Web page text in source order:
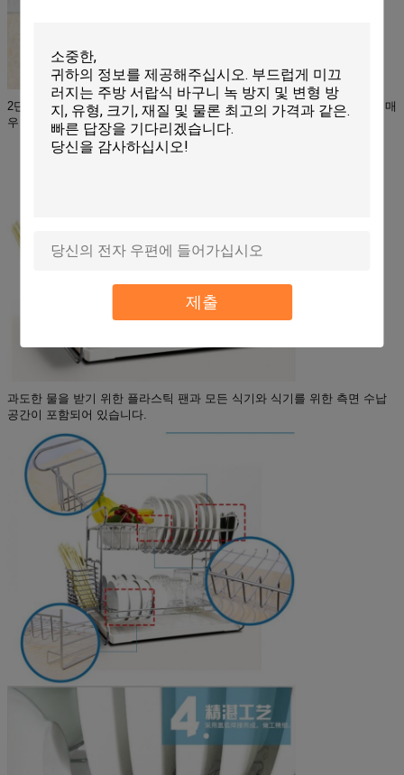
제출
2단 랙은 더 많은 조리대 공간을 차지하지 않고 더 많은 공간을 제공하여 매
우 편리합니다.
과도한 물을 받기 위한 플라스틱 팬과 모든 식기와 식기를 위한 측면 수납
공간이 포함되어 있습니다.